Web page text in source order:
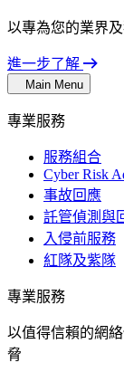
以專為您的業界
進一步了解
Main Menu
專業服務
服務組合
Cyber Risk
事故回應
託管偵測與
入侵前服務
紅隊及紫隊
專業服務
以值得信賴的網
脅